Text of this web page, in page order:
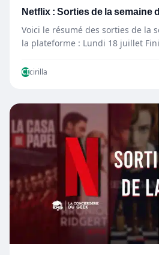
Netflix : Sorties de la semaine
Voici le résumé des sorties de la
la plateforme : Lundi 18 juillet
CIcirilla